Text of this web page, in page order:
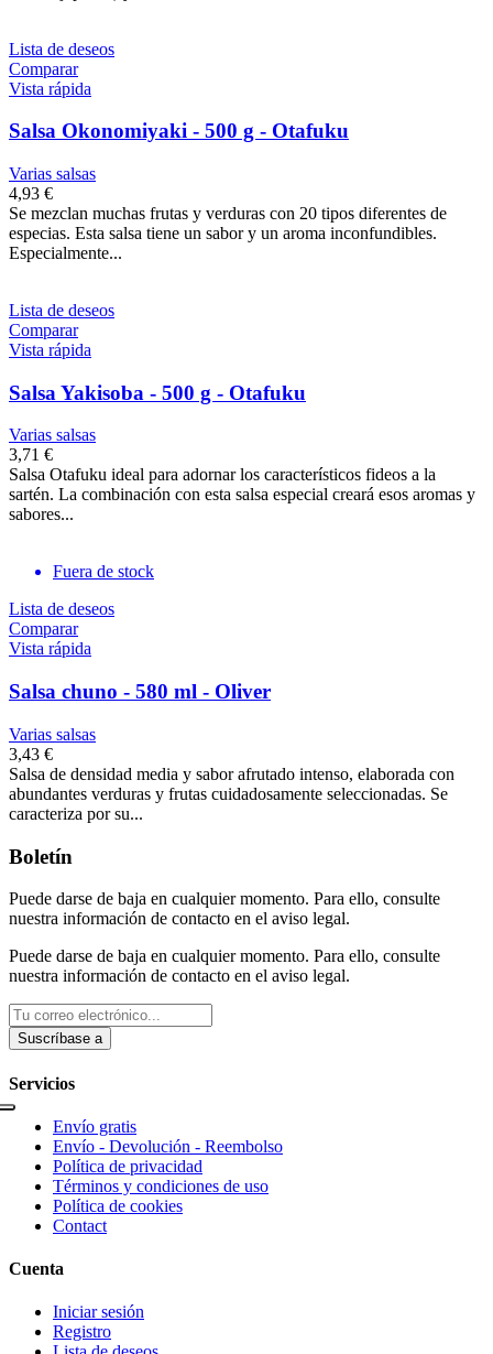
Lista de deseos
Comparar
Vista rápida
Salsa Okonomiyaki - 500 g - Otafuku
Varias salsas
4,93 €
Se mezclan muchas frutas y verduras con 20 tipos diferentes de
especias. Esta salsa tiene un sabor y un aroma inconfundibles.
Especialmente...
Lista de deseos
Comparar
Vista rápida
Salsa Yakisoba - 500 g - Otafuku
Varias salsas
3,71 €
Salsa Otafuku ideal para adornar los característicos fideos a la
sartén. La combinación con esta salsa especial creará esos aromas y
sabores...
Fuera de stock
Lista de deseos
Comparar
Vista rápida
Salsa chuno - 580 ml - Oliver
Varias salsas
3,43 €
Salsa de densidad media y sabor afrutado intenso, elaborada con
abundantes verduras y frutas cuidadosamente seleccionadas. Se
caracteriza por su...
Boletín
Puede darse de baja en cualquier momento. Para ello, consulte
nuestra información de contacto en el aviso legal.
Puede darse de baja en cualquier momento. Para ello, consulte
nuestra información de contacto en el aviso legal.
Suscríbase a
Servicios
Envío gratis
Envío - Devolución - Reembolso
Política de privacidad
Términos y condiciones de uso
Política de cookies
Contact
Cuenta
Iniciar sesión
Registro